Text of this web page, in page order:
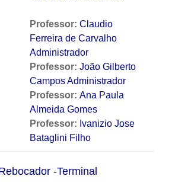
Professor: Claudio
Ferreira de Carvalho
Administrador
Professor: João Gilberto
Campos Administrador
Professor: Ana Paula
Almeida Gomes
Professor: Ivanizio Jose
Bataglini Filho
-Terminal